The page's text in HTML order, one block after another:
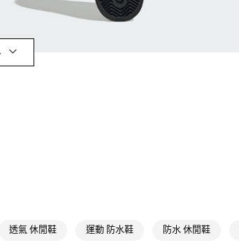
透氣 休閒鞋 運動 防水鞋 防水 休閒鞋